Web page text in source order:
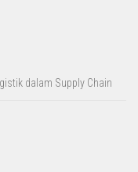
dalam Supply Chain